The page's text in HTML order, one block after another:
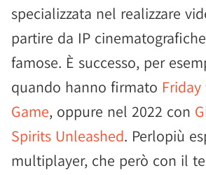
specializzata nel realizzare
partire da IP
famose. È successo, per
quando hanno firmato
Game, oppure nel 2022 con
Spirits Unleashed. Perlopiù
multiplayer, che però con il